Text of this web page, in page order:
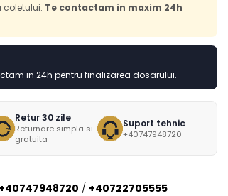
coletului. Te contactam in maxim 24h
in 24h pentru finalizarea dosarului.
Retur 30 zile
Returnare simpla si
gratuita
Suport tehnic
+40747948720
+40747948720 / +40722705555